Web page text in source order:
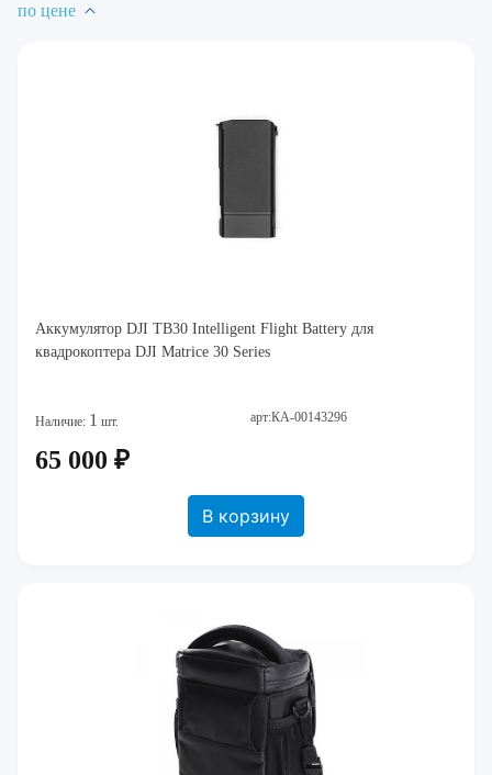
по цене
Аккумулятор DJI TB30 Intelligent Flight Battery для
квадрокоптера DJI Matrice 30 Series
Наличие: 1 шт. арт:КА-00143296
65 000 ₽
В корзину